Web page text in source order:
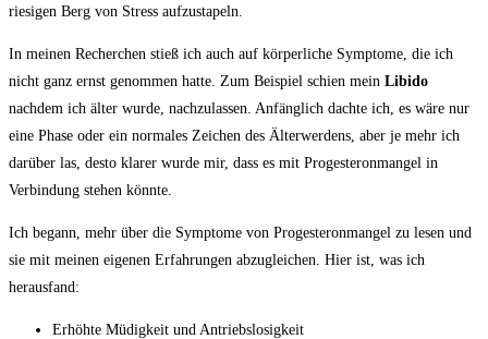
riesigen Berg von⁣ Stress aufzustapeln.
In meinen Recherchen stieß ​ich auch⁢ auf körperliche⁢ Symptome, die ich⁤
nicht ganz ernst⁣ genommen hatte. Zum‌ Beispiel⁢ schien⁤ mein Libido
nachdem ich älter wurde, nachzulassen.⁢ Anfänglich dachte ich, es wäre ⁢nur
eine Phase oder ‍ein⁤ normales​ Zeichen ‌des Älterwerdens, aber je mehr ich⁤
darüber las, desto klarer wurde mir, dass es mit Progesteronmangel‍ in
‍Verbindung stehen könnte.
Ich begann, mehr ⁢über die‍ Symptome von​ Progesteronmangel zu ⁢lesen ⁢und
sie mit ‍meinen eigenen Erfahrungen ‍abzugleichen. Hier ist,⁤ was⁢ ich
⁣herausfand:
Erhöhte Müdigkeit und Antriebslosigkeit